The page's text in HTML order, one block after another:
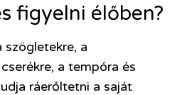
figyelni élőben?
szögletekre, a
a tempóra és
ráerőltetni a saját